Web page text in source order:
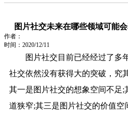
图片社交未来在哪些领域可能
作者：
时间：2020/12/11
图片社交目前已经经过了多
社交依然没有获得大的突破，究
其一是图片社交的想象空间不足;
道狭窄;其三是图片社交的价值空